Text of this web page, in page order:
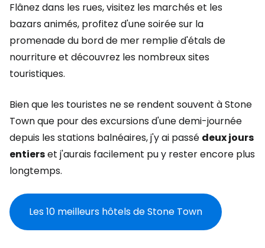
Flânez dans les rues, visitez les marchés et les
bazars animés, profitez d'une soirée sur la
promenade du bord de mer remplie d'étals de
nourriture et découvrez les nombreux sites
touristiques.
Bien que les touristes ne se rendent souvent à Stone
Town que pour des excursions d'une demi-journée
depuis les stations balnéaires, j'y ai passé deux jours
entierset j'aurais facilement pu y rester encore plus
longtemps.
Les 10 meilleurs hôtels de Stone Town